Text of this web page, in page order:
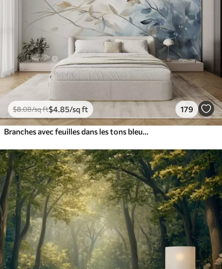
$8.08/sq ft$4 .85/sq ft 179